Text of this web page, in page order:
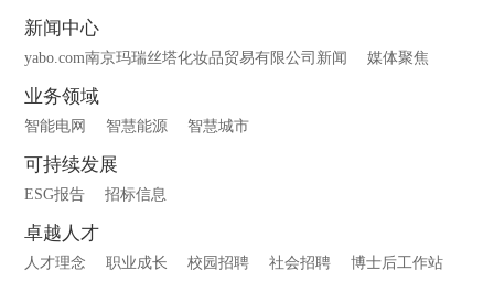
新闻中心
yabo.com南京玛瑞丝塔化妆品贸易有限公司新闻 媒体聚焦
业务领域
智能电网 智慧能源 智慧城市
可持续发展
ESG报告 招标信息
卓越人才
人才理念 职业成长 校园招聘 社会招聘
博士后工作站